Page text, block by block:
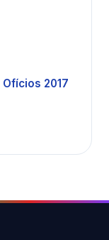
Ofícios 2017